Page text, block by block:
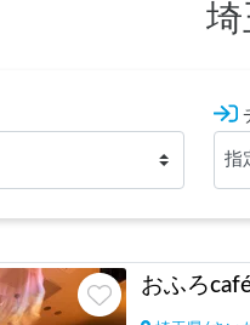
おふろ